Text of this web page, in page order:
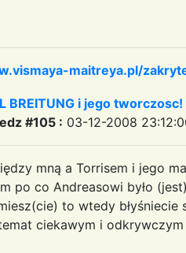
maitreya.pl/
BREITUNG i jego
#105 : 03-12-2008
mną a Torrisem i jego
po co Andreasowi było
to wtedy
ciekawym i